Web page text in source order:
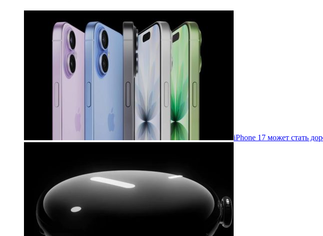
iPhone 17 может стать